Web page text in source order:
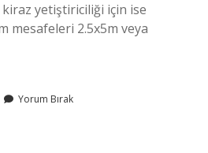
kiraz yetiştiriciliği için ise
mesafeleri 2.5x5m veya
Yorum Bırak